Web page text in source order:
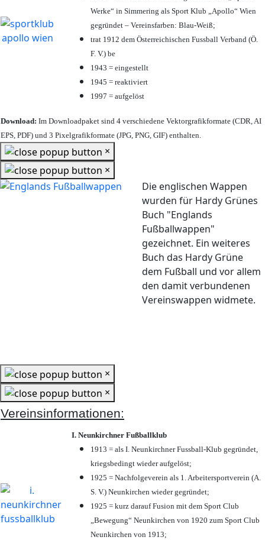
Werke“ in Simmering als Sport Klub „Apollo“ Wien
gegründet – Vereinsfarben: Blau-Weiß;
trat 1912 dem Österreichischen Fussball Verband (Ö.
F. V.) be
1943 = eingestellt
1945 = reaktiviert
1997 = aufgelöst
Download: Im Downloadpaket sind 4 verschiedene Vektorgrafikformate (CDR, AI
EPS, PDF) und 3 Pixelgrafikformate (JPG, PNG, GIF) enthalten.
×
×
Die englischen Wappen
wurden für Hardy Grünes
Buch "Englands
Fußballwappen"
gezeichnet. Ein weiteres
Buch das Hardy Grüne
dem Fußball und vor allem
den damit verbundenen
Vereinswappen widmete.
×
×
Vereinsinformationen:
I. Neunkirchner Fußballklub
1913 = als I. Neunkirchner Fussball-Klub gegründet,
kriegsbedingt wieder aufgelöst;
1925 = Nachfolgeverein als 1. Arbeitersportverein (A.
S. V.) Neunkirchen wieder gegründet;
1925 = kurz darauf Fusion mit dem Sport Club
„Bewegung“ Neunkirchen von 1920 zum Sport Club
Neunkirchen von 1913;